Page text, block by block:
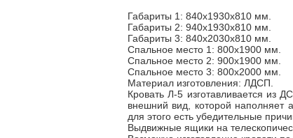
Габариты 1: 840х1930х810 мм.
Габариты 2: 940х1930х810 мм.
Габариты 3: 840х2030х810 мм.
Спальное место 1: 800х1900 мм.
Спальное место 2: 900х1900 мм.
Спальное место 3: 800х2000 мм.
Материал изготовления: ЛДСП.
Кровать Л-5 изготавливается из
внешний вид, которой
для этого есть убедительные
Выдвижные ящики на